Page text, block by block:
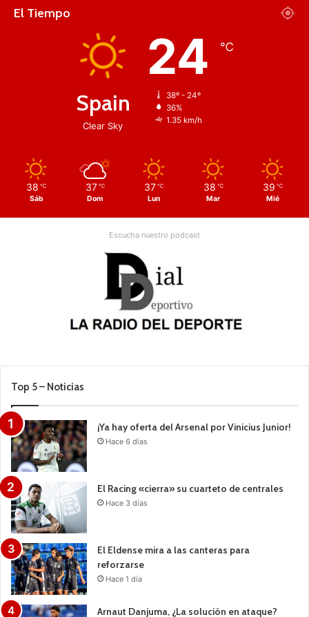
El Tiempo
Spain
Clear Sky
24 ℃
38º - 24º
36%
1.35 km/h
38 ℃
Sáb
37 ℃
Dom
37 ℃
Lun
38 ℃
Mar
39 ℃
Mié
Escucha nuestro podcast
Top 5 – Noticias
¡Ya hay oferta del Arsenal por Vinicius Junior!
Hace 6 días
El Racing «cierra» su cuarteto de centrales
Hace 3 días
El Eldense mira a las canteras para
reforzarse
Hace 1 día
Arnaut Danjuma, ¿La solución en ataque?